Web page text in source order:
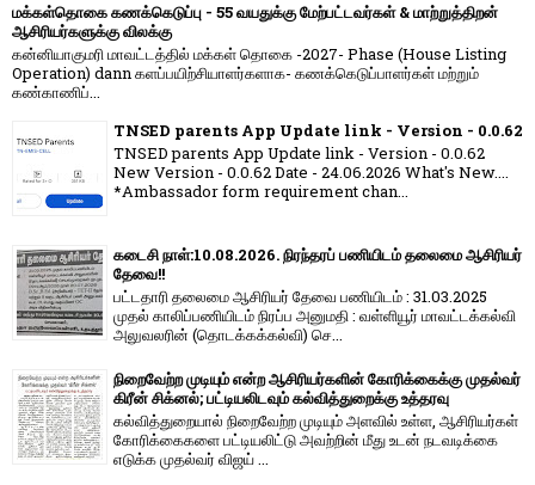
மக்கள்தொகை கணக்கெடுப்பு - 55 வயதுக்கு மேற்பட்டவர்கள் & மாற்றுத்திறன்
ஆசிரியர்களுக்கு விலக்கு
கன்னியாகுமரி மாவட்டத்தில் மக்கள் தொகை -2027- Phase (House Listing
Operation) dann களப்பயிற்சியாளர்களாக- கணக்கெடுப்பாளர்கள் மற்றும்
கண்காணிப்...
TNSED parents App Update link - Version - 0.0.62
TNSED parents App Update link - Version - 0.0.62
New Version - 0.0.62 Date - 24.06.2026 What's New....
*Ambassador form requirement chan...
கடைசி நாள்:10.08.2026. நிரந்தரப் பணியிடம் தலைமை ஆசிரியர்
தேவை!!
பட்டதாரி தலைமை ஆசிரியர் தேவை பணியிடம் : 31.03.2025
முதல் காலிப்பணியிடம் நிரப்ப அனுமதி : வள்ளியூர் மாவட்டக்கல்வி
அலுவலரின் (தொடக்கக்கல்வி) செ...
நிறைவேற்ற முடியும் என்ற ஆசிரியர்களின் கோரிக்கைக்கு முதல்வர்
கிரீன் சிக்னல்; பட்டியலிடவும் கல்வித்துறைக்கு உத்தரவு
கல்வித்துறையால் நிறைவேற்ற முடியும் அளவில் உள்ள, ஆசிரியர்கள்
கோரிக்கைகளை பட்டியலிட்டு அவற்றின் மீது உடன் நடவடிக்கை
எடுக்க முதல்வர் விஜய் ...